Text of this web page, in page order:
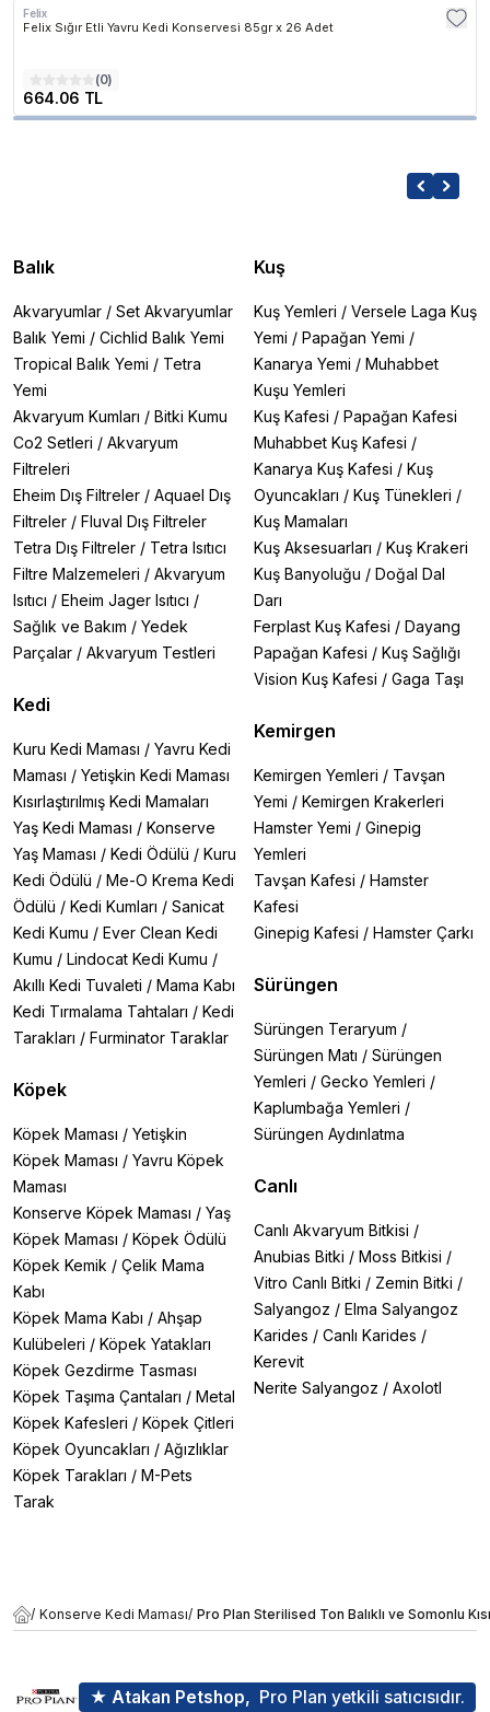
Felix
Felix Sığır Etli Yavru Kedi Konservesi 85gr x 26 Adet
(0)
664.06 TL
Balık
Akvaryumlar / Set Akvaryumlar
Balık Yemi / Cichlid Balık Yemi
Tropical Balık Yemi / Tetra
Yemi
Akvaryum Kumları / Bitki Kumu
Co2 Setleri / Akvaryum
Filtreleri
Eheim Dış Filtreler / Aquael Dış
Filtreler / Fluval Dış Filtreler
Tetra Dış Filtreler / Tetra Isıtıcı
Filtre Malzemeleri / Akvaryum
Isıtıcı / Eheim Jager Isıtıcı /
Sağlık ve Bakım / Yedek
Parçalar / Akvaryum Testleri
Kedi
Kuru Kedi Maması / Yavru Kedi
Maması / Yetişkin Kedi Maması
Kısırlaştırılmış Kedi Mamaları
Yaş Kedi Maması / Konserve
Yaş Maması / Kedi Ödülü / Kuru
Kedi Ödülü / Me-O Krema Kedi
Ödülü / Kedi Kumları / Sanicat
Kedi Kumu / Ever Clean Kedi
Kumu / Lindocat Kedi Kumu /
Akıllı Kedi Tuvaleti / Mama Kabı
Kedi Tırmalama Tahtaları / Kedi
Tarakları / Furminator Taraklar
Köpek
Köpek Maması / Yetişkin
Köpek Maması / Yavru Köpek
Maması
Konserve Köpek Maması / Yaş
Köpek Maması / Köpek Ödülü
Köpek Kemik / Çelik Mama
Kabı
Köpek Mama Kabı / Ahşap
Kulübeleri / Köpek Yatakları
Köpek Gezdirme Tasması
Köpek Taşıma Çantaları / Metal
Köpek Kafesleri / Köpek Çitleri
Köpek Oyuncakları / Ağızlıklar
Köpek Tarakları / M-Pets
Tarak
Kuş
Kuş Yemleri / Versele Laga Kuş
Yemi / Papağan Yemi /
Kanarya Yemi / Muhabbet
Kuşu Yemleri
Kuş Kafesi / Papağan Kafesi
Muhabbet Kuş Kafesi /
Kanarya Kuş Kafesi / Kuş
Oyuncakları / Kuş Tünekleri /
Kuş Mamaları
Kuş Aksesuarları / Kuş Krakeri
Kuş Banyoluğu / Doğal Dal
Darı
Ferplast Kuş Kafesi / Dayang
Papağan Kafesi / Kuş Sağlığı
Vision Kuş Kafesi / Gaga Taşı
Kemirgen
Kemirgen Yemleri / Tavşan
Yemi / Kemirgen Krakerleri
Hamster Yemi / Ginepig
Yemleri
Tavşan Kafesi / Hamster
Kafesi
Ginepig Kafesi / Hamster Çarkı
Sürüngen
Sürüngen Teraryum /
Sürüngen Matı / Sürüngen
Yemleri / Gecko Yemleri /
Kaplumbağa Yemleri /
Sürüngen Aydınlatma
Canlı
Canlı Akvaryum Bitkisi /
Anubias Bitki / Moss Bitkisi /
Vitro Canlı Bitki / Zemin Bitki /
Salyangoz / Elma Salyangoz
Karides / Canlı Karides /
Kerevit
Nerite Salyangoz / Axolotl
/ Konserve Kedi Maması/ Pro Plan Sterilised Ton Balıklı ve Somonlu
★ Atakan Petshop, Pro Plan yetkili satıcısıdır.